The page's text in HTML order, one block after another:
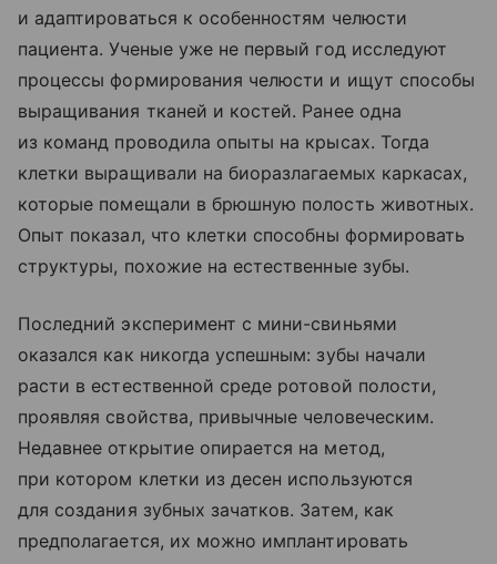
и адаптироваться к особенностям челюсти
пациента. Ученые уже не первый год исследуют
процессы формирования челюсти и ищут способы
выращивания тканей и костей. Ранее одна
из команд проводила опыты на крысах. Тогда
клетки выращивали на биоразлагаемых каркасах,
которые помещали в брюшную полость животных.
Опыт показал, что клетки способны формировать
структуры, похожие на естественные зубы.
Последний эксперимент с мини-свиньями
оказался как никогда успешным: зубы начали
расти в естественной среде ротовой полости,
проявляя свойства, привычные человеческим.
Недавнее открытие опирается на метод,
при котором клетки из десен используются
для создания зубных зачатков. Затем, как
предполагается, их можно имплантировать